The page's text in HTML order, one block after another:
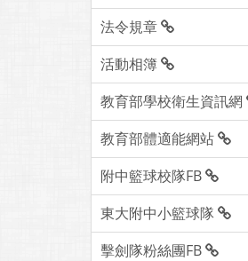
法令規章
活動相簿
教育部學校衛生資訊網
教育部體適能網站
附中籃球校隊FB
東大附中小籃球隊
擊劍隊粉絲團FB